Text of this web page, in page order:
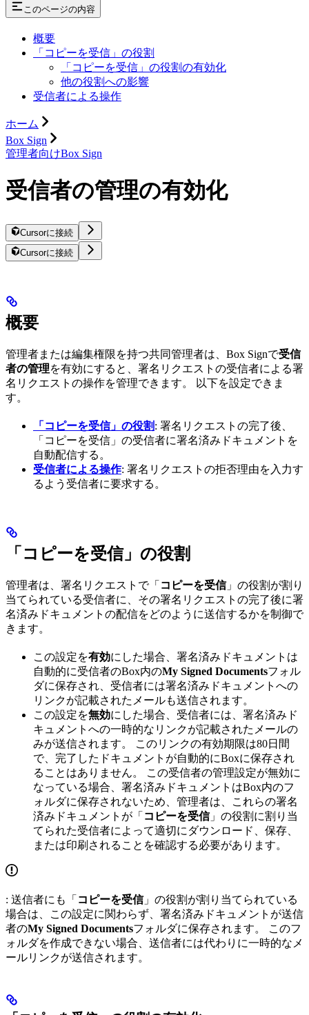
このページの内容
概要
「コピーを受信」の役割
「コピーを受信」の役割の有効化
他の役割への影響
受信者による操作
ホーム
Box Sign
管理者向けBox Sign
受信者の管理の有効化
Cursorに接続
Cursorに接続
概要
管理者または編集権限を持つ共同管理者は、Box Signで受信
者の管理を有効にすると、署名リクエストの受信者による署
名リクエストの操作を管理できます。 以下を設定できま
す。
「コピーを受信」の役割: 署名リクエストの完了後、
「コピーを受信」の受信者に署名済みドキュメントを
自動配信する。
受信者による操作: 署名リクエストの拒否理由を入力す
るよう受信者に要求する。
「コピーを受信」の役割
管理者は、署名リクエストで「 コピーを受信」の役割が割り
当てられている受信者に、その署名リクエストの完了後に署
名済みドキュメントの配信をどのように送信するかを制御で
きます。
この設定を有効にした場合、署名済みドキュメントは
自動的に受信者のBox内のMy Signed Documentsフォル
ダに保存され、受信者には署名済みドキュメントへの
リンクが記載されたメールも送信されます。
この設定を無効にした場合、受信者には、署名済みド
キュメントへの一時的なリンクが記載されたメールの
みが送信されます。 このリンクの有効期限は80日間
で、完了したドキュメントが自動的にBoxに保存され
ることはありません。 この受信者の管理設定が無効に
なっている場合、署名済みドキュメントはBox内のフ
ォルダに保存されないため、管理者は、これらの署名
済みドキュメントが「 コピーを受信」の役割に割り当
てられた受信者によって適切にダウンロード、保存、
または印刷されることを確認する必要があります。
: 送信者にも「 コピーを受信」の役割が割り当てられている
場合は、この設定に関わらず、署名済みドキュメントが送信
者のMy Signed Documentsフォルダに保存されます。 このフ
ォルダを作成できない場合、送信者には代わりに一時的なメ
ールリンクが送信されます。